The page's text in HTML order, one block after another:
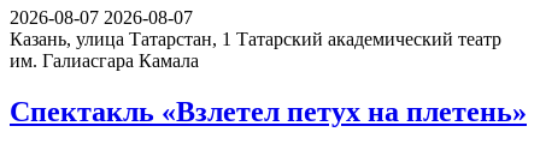
2026-08-07 2026-08-07
Казань, улица Татарстан, 1 Татарский академический театр
им. Галиасгара Камала
Спектакль «Взлетел петух на плетень»